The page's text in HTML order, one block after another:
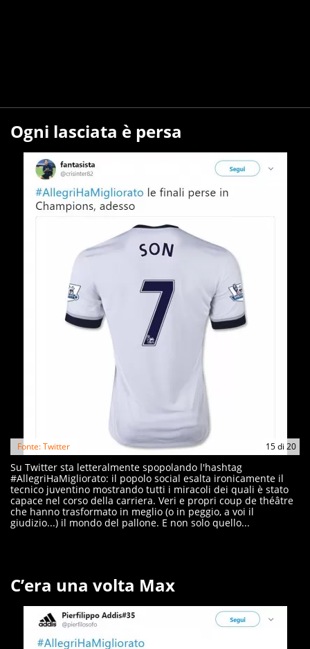
Ogni lasciata è persa
15di 20
Fonte: Twitter
Su Twitter sta letteralmente spopolando l'hashtag
#AllegriHaMigliorato: il popolo social esalta ironicamente il
tecnico juventino mostrando tutti i miracoli dei quali è stato
capace nel corso della carriera. Veri e propri coup de théâtre
che hanno trasformato in meglio (o in peggio, a voi il
giudizio...) il mondo del pallone. E non solo quello...
C’era una volta Max